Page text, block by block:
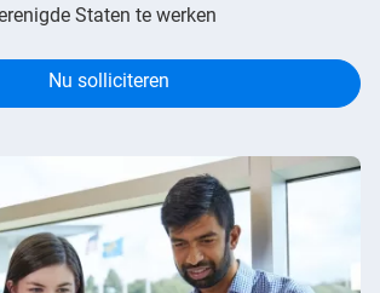
Staten te werken
Nu solliciteren